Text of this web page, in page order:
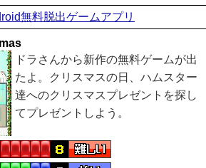
無料脱出ゲームアプリ
ドラさんから新作の無料ゲームが出
たよ。クリスマスの日、ハムスター
達へのクリスマスプレゼントを探し
てプレゼントしよう。